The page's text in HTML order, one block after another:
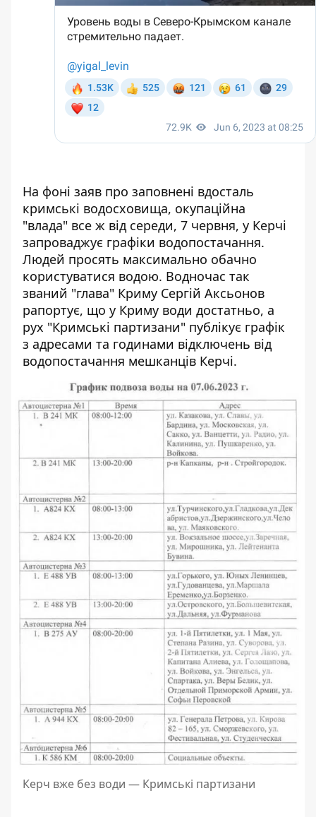
На фоні заяв про заповнені вдосталь
кримські водосховища, окупаційна
"влада" все ж від середи, 7 червня, у Керчі
запроваджує графіки водопостачання.
Людей просять максимально обачно
користуватися водою. Водночас так
званий "глава" Криму Сергій Аксьонов
рапортує, що у Криму води достатньо, а
рух "Кримські партизани" публікує графік
з адресами та годинами відключень від
водопостачання мешканців Керчі.
Керч вже без води — Кримські партизани